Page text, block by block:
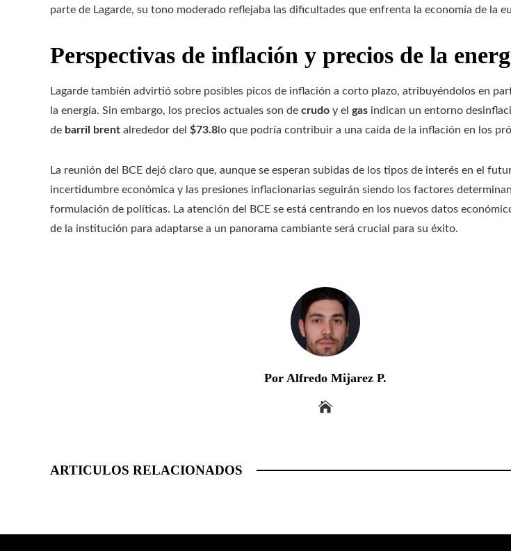
parte de Lagarde, su tono moderado reflejaba las dificultades que enfrenta la economía de la
Perspectivas de inflación y precios de la
Lagarde también advirtió sobre posibles picos de inflación a corto plazo, atribuyéndolos en
la energía. Sin embargo, los precios actuales son de crudo y el gas indican un entorno
de barril brent alrededor del $73.8 lo que podría contribuir a una caída de la inflación en los
La reunión del BCE dejó claro que, aunque se esperan subidas de los tipos de interés en el
incertidumbre económica y las presiones inflacionarias seguirán siendo los factores
formulación de políticas. La atención del BCE se está centrando en los nuevos datos
de la institución para adaptarse a un panorama cambiante será crucial para su éxito.
Por Alfredo Mijarez P.
ARTICULOS RELACIONADOS